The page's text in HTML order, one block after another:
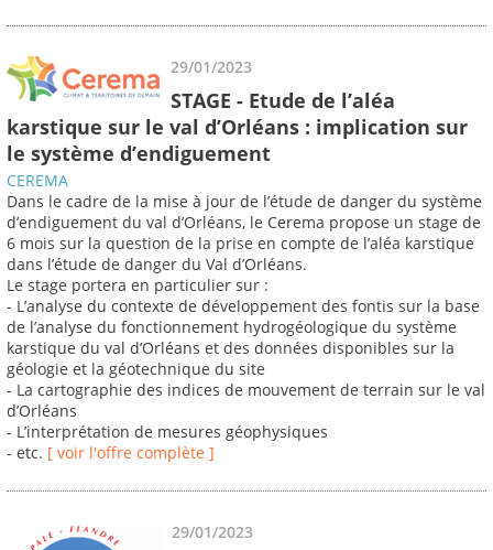
29/01/2023
STAGE - Etude de l’aléa
karstique sur le val d’Orléans : implication sur
le système d’endiguement
CEREMA
Dans le cadre de la mise à jour de l’étude de danger du système
d’endiguement du val d’Orléans, le Cerema propose un stage de
6 mois sur la question de la prise en compte de l’aléa karstique
dans l’étude de danger du Val d’Orléans.
Le stage portera en particulier sur :
- L’analyse du contexte de développement des fontis sur la base
de l’analyse du fonctionnement hydrogéologique du système
karstique du val d’Orléans et des données disponibles sur la
géologie et la géotechnique du site
- La cartographie des indices de mouvement de terrain sur le val
d’Orléans
- L’interprétation de mesures géophysiques
- etc. [ voir l'offre complète ]
29/01/2023